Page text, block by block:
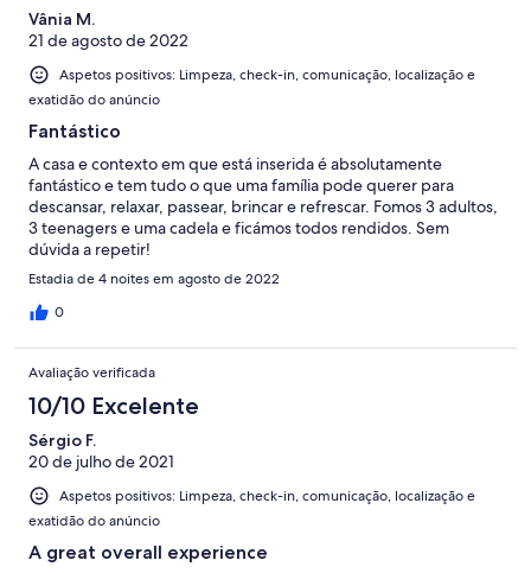
Vânia M.
21 de agosto de 2022
Aspetos positivos: Limpeza, check-in, comunicação, localização e
exatidão do anúncio
Fantástico
A casa e contexto em que está inserida é absolutamente
fantástico e tem tudo o que uma família pode querer para
descansar, relaxar, passear, brincar e refrescar. Fomos 3 adultos,
3 teenagers e uma cadela e ficámos todos rendidos. Sem
dúvida a repetir!
Estadia de 4 noites em agosto de 2022
0
Avaliação verificada
10/10 Excelente
Sérgio F.
20 de julho de 2021
Aspetos positivos: Limpeza, check-in, comunicação, localização e
exatidão do anúncio
A great overall experience